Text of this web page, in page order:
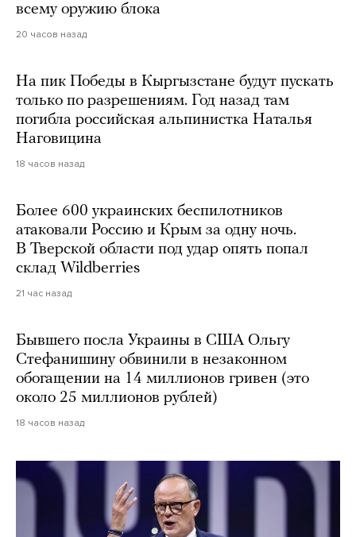
всему оружию блока
20 часов назад
На пик Победы в Кыргызстане будут пускать
только по разрешениям. Год назад там
погибла российская альпинистка Наталья
Наговицина
18 часов назад
Более 600 украинских беспилотников
атаковали Россию и Крым за одну ночь.
В Тверской области под удар опять попал
склад Wildberries
21 час назад
Бывшего посла Украины в США Ольгу
Стефанишину обвинили в незаконном
обогащении на 14 миллионов гривен (это
около 25 миллионов рублей)
18 часов назад